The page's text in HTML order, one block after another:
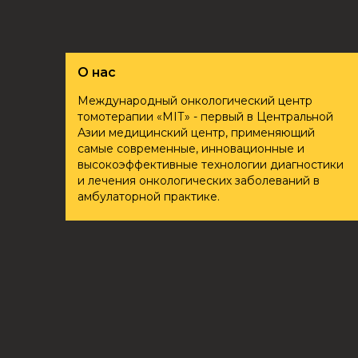
О нас
Международный онкологический центр
томотерапии «ҮМІТ» - первый в Центральной
Азии медицинский центр, применяющий
самые современные, инновационные и
высокоэффективные технологии диагностики
и лечения онкологических заболеваний в
амбулаторной практике.